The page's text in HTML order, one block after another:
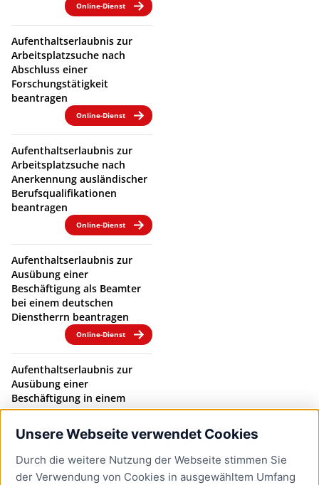
Unsere Webseite verwendet Cookies
Durch die weitere Nutzung der Webseite stimmen Sie
der Verwendung von Cookies in ausgewähltem Umfang
Online-Dienst
Aufenthaltserlaubnis zur
Arbeitsplatzsuche nach
Abschluss einer
Forschungstätigkeit
beantragen
Online-Dienst
Aufenthaltserlaubnis zur
Arbeitsplatzsuche nach
Anerkennung ausländischer
Berufsqualifikationen
beantragen
Online-Dienst
Aufenthaltserlaubnis zur
Ausübung einer
Beschäftigung als Beamter
bei einem deutschen
Dienstherrn beantragen
Online-Dienst
Aufenthaltserlaubnis zur
Ausübung einer
Beschäftigung in einem
Beamtenverhältnis bei
einem deutschen
Dienstherrn verlängern
Online-Dienst